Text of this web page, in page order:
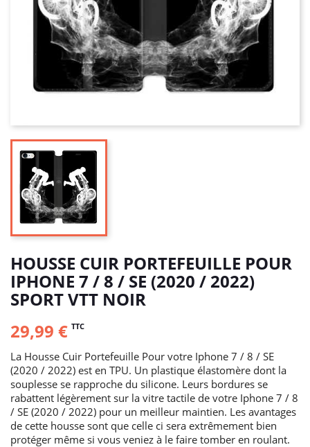
HOUSSE CUIR PORTEFEUILLE POUR
IPHONE 7 / 8 / SE (2020 / 2022)
SPORT VTT NOIR
29,99 € TTC
La Housse Cuir Portefeuille Pour votre Iphone 7 / 8 / SE
(2020 / 2022) est en TPU. Un plastique élastomère dont la
souplesse se rapproche du silicone. Leurs bordures se
rabattent légèrement sur la vitre tactile de votre Iphone 7 / 8
/ SE (2020 / 2022) pour un meilleur maintien. Les avantages
de cette housse sont que celle ci sera extrêmement bien
protéger même si vous veniez à le faire tomber en roulant.